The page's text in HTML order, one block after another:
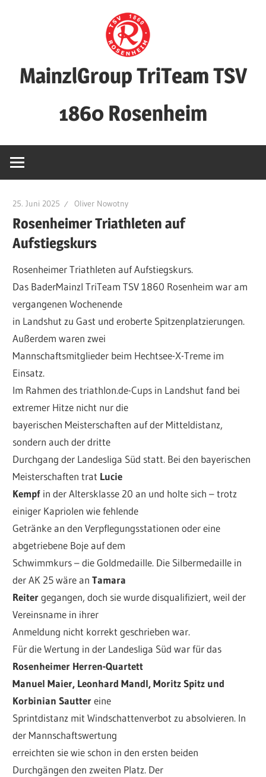
MainzlGroup TriTeam TSV
1860 Rosenheim
25. Juni 2025 Oliver Nowotny
Rosenheimer Triathleten auf
Aufstiegskurs
Rosenheimer Triathleten auf Aufstiegskurs.
Das BaderMainzl TriTeam TSV 1860 Rosenheim war am
vergangenen Wochenende
in Landshut zu Gast und eroberte Spitzenplatzierungen.
Außerdem waren zwei
Mannschaftsmitglieder beim Hechtsee-X-Treme im
Einsatz.
Im Rahmen des triathlon.de-Cups in Landshut fand bei
extremer Hitze nicht nur die
bayerischen Meisterschaften auf der Mitteldistanz,
sondern auch der dritte
Durchgang der Landesliga Süd statt. Bei den bayerischen
Meisterschaften trat Lucie
Kempf in der Altersklasse 20 an und holte sich – trotz
einiger Kapriolen wie fehlende
Getränke an den Verpflegungsstationen oder eine
abgetriebene Boje auf dem
Schwimmkurs – die Goldmedaille. Die Silbermedaille in
der AK 25 wäre anTamara
Reitergegangen, doch sie wurde disqualifiziert, weil der
Vereinsname in ihrer
Anmeldung nicht korrekt geschrieben war.
Für die Wertung in der Landesliga Süd war für das
Rosenheimer Herren-Quartett
Manuel Maier, Leonhard Mandl, Moritz Spitz und
Korbinian Sauttereine
Sprintdistanz mit Windschattenverbot zu absolvieren. In
der Mannschaftswertung
erreichten sie wie schon in den ersten beiden
Durchgängen den zweiten Platz. Der